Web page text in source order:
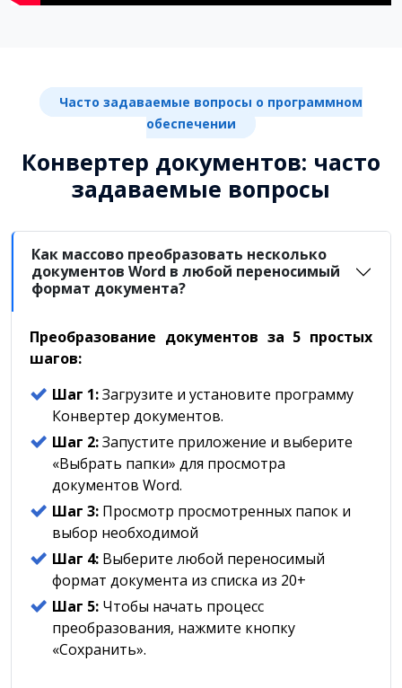
Часто задаваемые вопросы о программном
обеспечении
Конвертер документов: часто
задаваемые вопросы
Как массово преобразовать несколько
документов Word в любой переносимый
формат документа?
Преобразование документов за 5 простых
шагов:
Шаг 1:Загрузите и установите программу
Конвертер документов.
Шаг 2:Запустите приложение и выберите
«Выбрать папки» для просмотра
документов Word.
Шаг 3: Просмотр просмотренных папок и
выбор необходимой
Шаг 4: Выберите любой переносимый
формат документа из списка из 20+
Шаг 5: Чтобы начать процесс
преобразования, нажмите кнопку
«Сохранить».